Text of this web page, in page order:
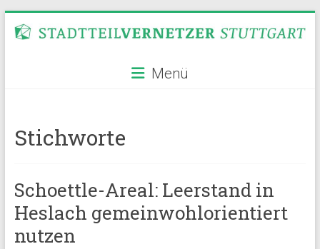
Inhalt
Stadtteilvernetzer
Menü
Stichworte
Schoettle-Areal: Leerstand in
Heslach gemeinwohlorientiert
nutzen